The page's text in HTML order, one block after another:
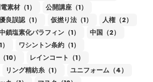
素材（1）
公開講座（1）
良誤認（1） 仮撚り法（1）
人権（2）
鎖塩素化パラフィン（1）
中国（2）
ワシントン条約（1）
10）
レインコート（1）
リング精紡糸（1）
ユニフォーム（4）